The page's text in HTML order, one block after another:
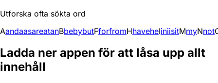
Utforska ofta sökta ord
AandaasareatanBbebybutFforfromHhaveheIiniisitMmyNnot
Ladda ner appen för att låsa upp allt
innehåll